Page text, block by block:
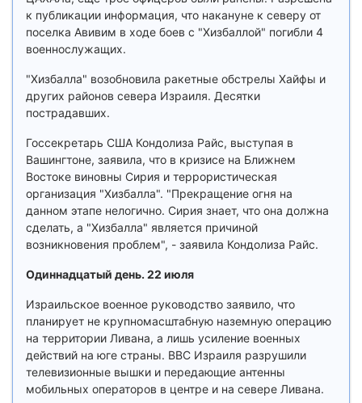
к публикации информация, что накануне к северу от
поселка Авивим в ходе боев с "Хизбаллой" погибли 4
военнослужащих.
"Хизбалла" возобновила ракетные обстрелы Хайфы и
других районов севера Израиля. Десятки
пострадавших.
Госсекретарь США Кондолиза Райс, выступая в
Вашингтоне, заявила, что в кризисе на Ближнем
Востоке виновны Сирия и террористическая
организация "Хизбалла". "Прекращение огня на
данном этапе нелогично. Сирия знает, что она должна
сделать, а "Хизбалла" является причиной
возникновения проблем", - заявила Кондолиза Райс.
Одиннадцатый день. 22 июля
Израильское военное руководство заявило, что
планирует не крупномасштабную наземную операцию
на территории Ливана, а лишь усиление военных
действий на юге страны. ВВС Израиля разрушили
телевизионные вышки и передающие антенны
мобильных операторов в центре и на севере Ливана.